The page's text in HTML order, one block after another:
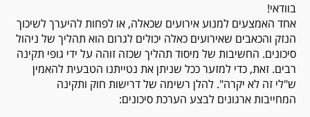
בוודאי!
אחד האמצעים למנוע אירועים שכאלה, או לפחות להיערך לשיכוך
הנזק והכאבים שאירועים כאלה יכולים לגרום הוא תהליך של ניהול
סיכונים. החשיבות של מיסוד תהליך שכזה זוהה על ידי גופי תקינה
רבים. זאת, כדי למזער ככל שניתן את נטייתנו הטבעית להאמין
ש"לי זה לא יקרה". להלן רשימה של דרישות חוק ותקינה
המחייבות ארגונים לבצע הערכת סיכונים: